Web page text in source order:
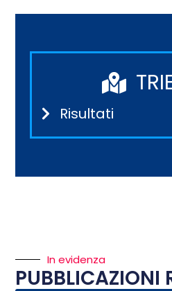
Risultati
In evidenza
PUBBLICAZIONI